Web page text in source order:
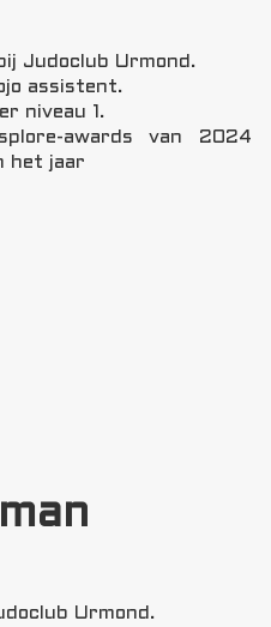
Judoclub Urmond.
assistent.
niveau 1.
awards van 2024
het jaar
Urmond.